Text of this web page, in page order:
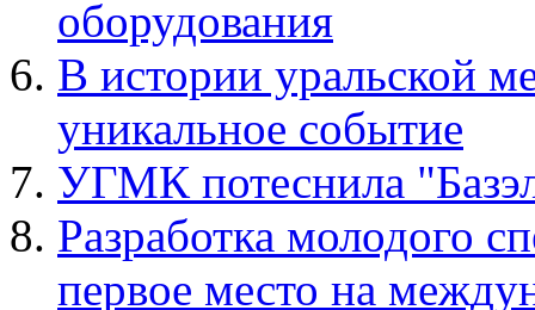
оборудования
В истории уральской
уникальное событие
УГМК потеснила
Разработка молодого
первое место на